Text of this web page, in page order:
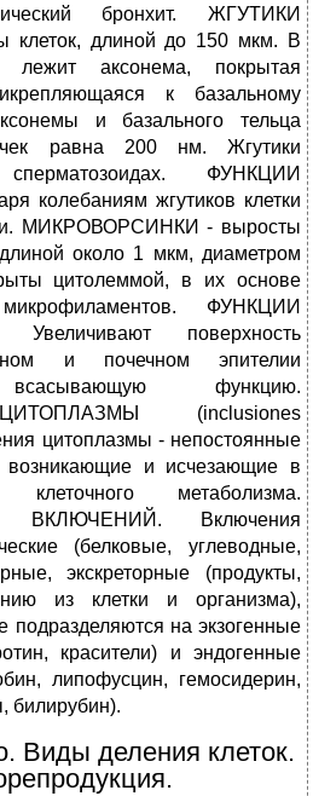
бронхит. ЖГУТИКИ
клеток, длиной до 150 мкм. В
аксонема, покрытая
к базальному
и базального тельца
равна 200 нм. Жгутики
ФУНКЦИИ
колебаниям жгутиков клетки
МИКРОВОРСИНКИ - выросты
около 1 мкм, диаметром
цитолеммой, в их основе
ФУНКЦИИ
поверхность
и почечном эпителии
функцию.
(inclusiones
цитоплазмы - непостоянные
возникающие и исчезающие в
метаболизма.
ВКЛЮЧЕНИЙ. Включения
(белковые, углеводные,
экскреторные (продукты,
из клетки и организма),
подразделяются на экзогенные
красители) и эндогенные
липофусцин, гемосидерин,
билирубин).
Виды деления клеток.